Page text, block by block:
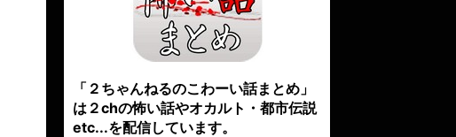
「２ちゃんねるのこわーい話まとめ」
は２chの怖い話やオカルト・都市伝説
etc...を配信しています。